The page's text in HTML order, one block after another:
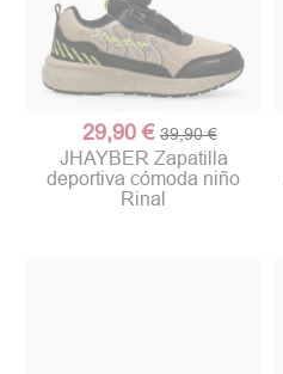
29,90 € 39,90 €
JHAYBER Zapatilla
deportiva cómoda niño
Rinal